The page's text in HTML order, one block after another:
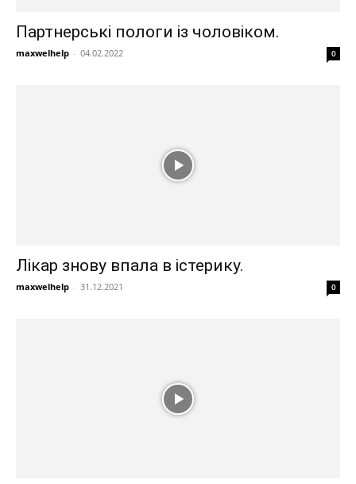
Партнерські пологи із чоловіком.
maxwelhelp - 04.02.2022 0
Лікар знову впала в істерику.
maxwelhelp - 31.12.2021 0